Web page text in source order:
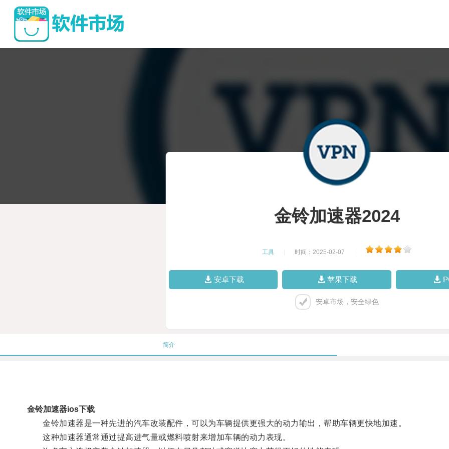
金铃加速器2024
工具 时间：2025-02-07
安卓下载 苹果下载
安卓市场，安全绿色
简介
金铃加速器ios下载
金铃加速器是一种先进的汽车改装配件，可以为车辆提供更强大的动力输出，帮助车辆更快地加速。
这种加速器通常通过提高进气量或燃料喷射来增加车辆的动力表现。